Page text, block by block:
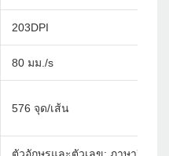
203DPI
80 มม./s
576 จุด/เส้น